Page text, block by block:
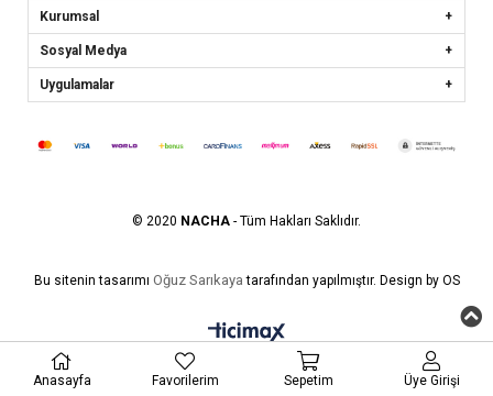
Kurumsal
Sosyal Medya
Uygulamalar
© 2020 NACHA - Tüm Hakları Saklıdır.
Bu sitenin tasarımı Oğuz Sarıkaya tarafından yapılmıştır. Design by OS
Anasayfa Favorilerim Sepetim Üye Girişi